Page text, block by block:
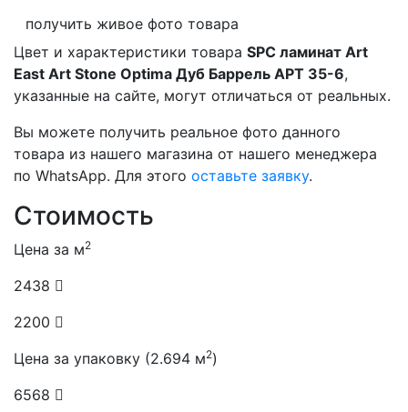
получить живое фото товара
Цвет и характеристики товара SPC ламинат Art
East Art Stone Optima Дуб Баррель APT 35-6,
указанные на сайте, могут отличаться от реальных.
Вы можете получить реальное фото данного
товара из нашего магазина от нашего менеджера
по WhatsApp. Для этого оставьте заявку.
Стоимость
Цена за м2
2438
2200
Цена за упаковку (2.694 м2)
6568